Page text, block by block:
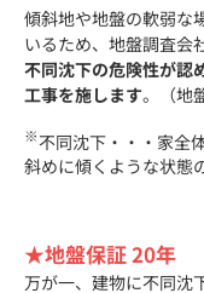
傾斜地や地盤の軟弱な
いるため、地盤調査会
不同沈下の危険性が認
工事を施します。（地
※不同沈下・・・家全
斜めに傾くような状態
★地盤保証 20年
万が一、建物に不同沈